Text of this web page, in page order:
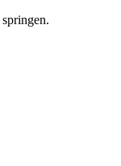
springen.